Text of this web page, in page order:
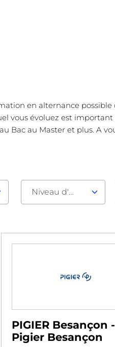
en alternance
vous évoluez est important
Bac au Master et plus. A
Niveau d'admission
PIGIER Besançon -
Pigier Besançon